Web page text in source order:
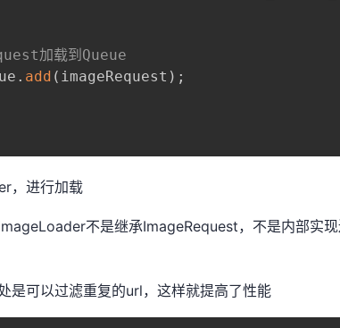
加载到Queue
. add ( imageRequest ) ;
，进行加载
不是继承ImageRequest，不是内部实
是可以过滤重复的url，这样就提高了性能